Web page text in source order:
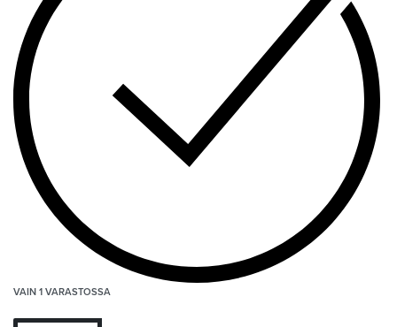
VAIN 1 VARASTOSSA